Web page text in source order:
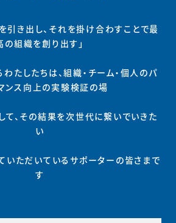
引き出し、それを掛け合わすことで最
の組織を創り出す」
たしたちは、組織・チーム・個人のパ
ンス向上の実験検証の場
、その結果を次世代に繋いでいきた
い
いただいているサポーターの皆さまで
す